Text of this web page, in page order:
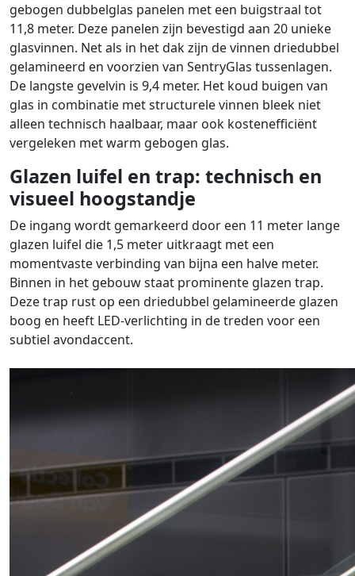
gebogen dubbelglas panelen met een buigstraal tot
11,8 meter. Deze panelen zijn bevestigd aan 20 unieke
glasvinnen. Net als in het dak zijn de vinnen driedubbel
gelamineerd en voorzien van SentryGlas tussenlagen.
De langste gevelvin is 9,4 meter. Het koud buigen van
glas in combinatie met structurele vinnen bleek niet
alleen technisch haalbaar, maar ook kostenefficiënt
vergeleken met warm gebogen glas.
Glazen luifel en trap: technisch en
visueel hoogstandje
De ingang wordt gemarkeerd door een 11 meter lange
glazen luifel die 1,5 meter uitkraagt met een
momentvaste verbinding van bijna een halve meter.
Binnen in het gebouw staat prominente glazen trap.
Deze trap rust op een driedubbel gelamineerde glazen
boog en heeft LED-verlichting in de treden voor een
subtiel avondaccent.